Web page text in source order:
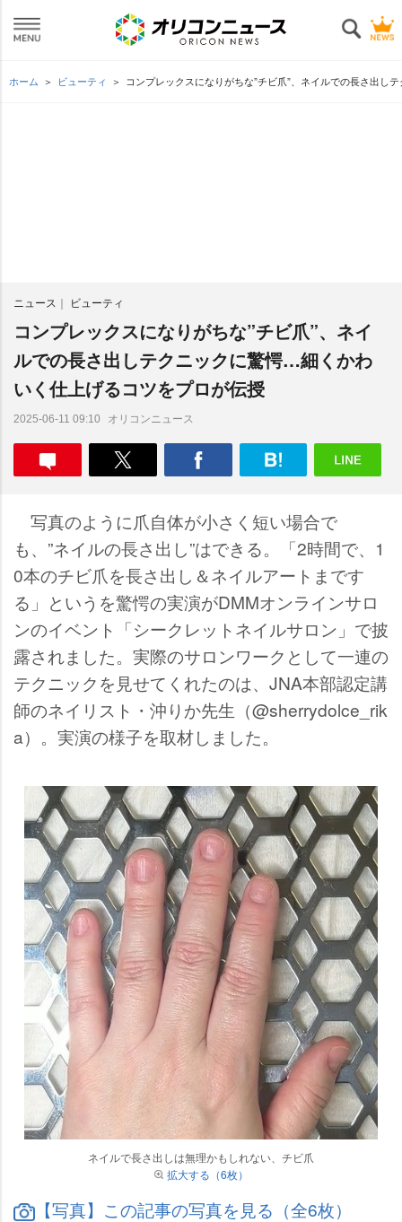
ホーム ビューティ コンプレックスになりがちな”チビ爪”、ネイルでの長さ出
ニュース ビューティ
コンプレックスになりがちな”チビ爪”、ネイ
ルでの長さ出しテクニックに驚愕…細くかわ
いく仕上げるコツをプロが伝授
2025-06-11 09:10 オリコンニュース
写真のように爪自体が小さく短い場合で
も、”ネイルの長さ出し”はできる。「2時間で、1
0本のチビ爪を長さ出し＆ネイルアートまです
る」というを驚愕の実演がDMMオンラインサロ
ンのイベント「シークレットネイルサロン」で披
露されました。実際のサロンワークとして一連の
テクニックを見せてくれたのは、JNA本部認定講
師のネイリスト・沖りか先生（@sherrydolce_rik
a）。実演の様子を取材しました。
ネイルで長さ出しは無理かもしれない、チビ爪
拡大する（6枚）
【写真】この記事の写真を見る（全6枚）